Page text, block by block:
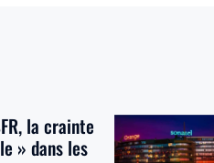
la crainte
» dans les